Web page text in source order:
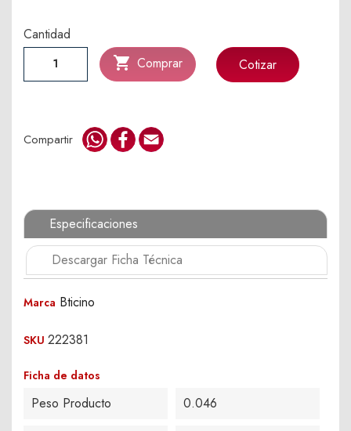
Cantidad
 Comprar Cotizar
Compartir WhatsApp
Facebook
Especificaciones
Descargar Ficha Técnica
Marca Bticino
SKU 222381
Ficha de datos
Peso Producto 0.046